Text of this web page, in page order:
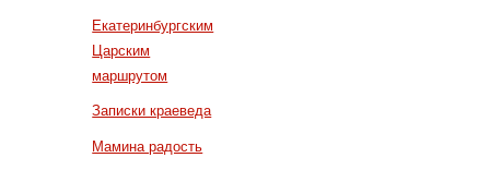
Екатеринбургским
Царским
маршрутом
Записки краеведа
Мамина радость